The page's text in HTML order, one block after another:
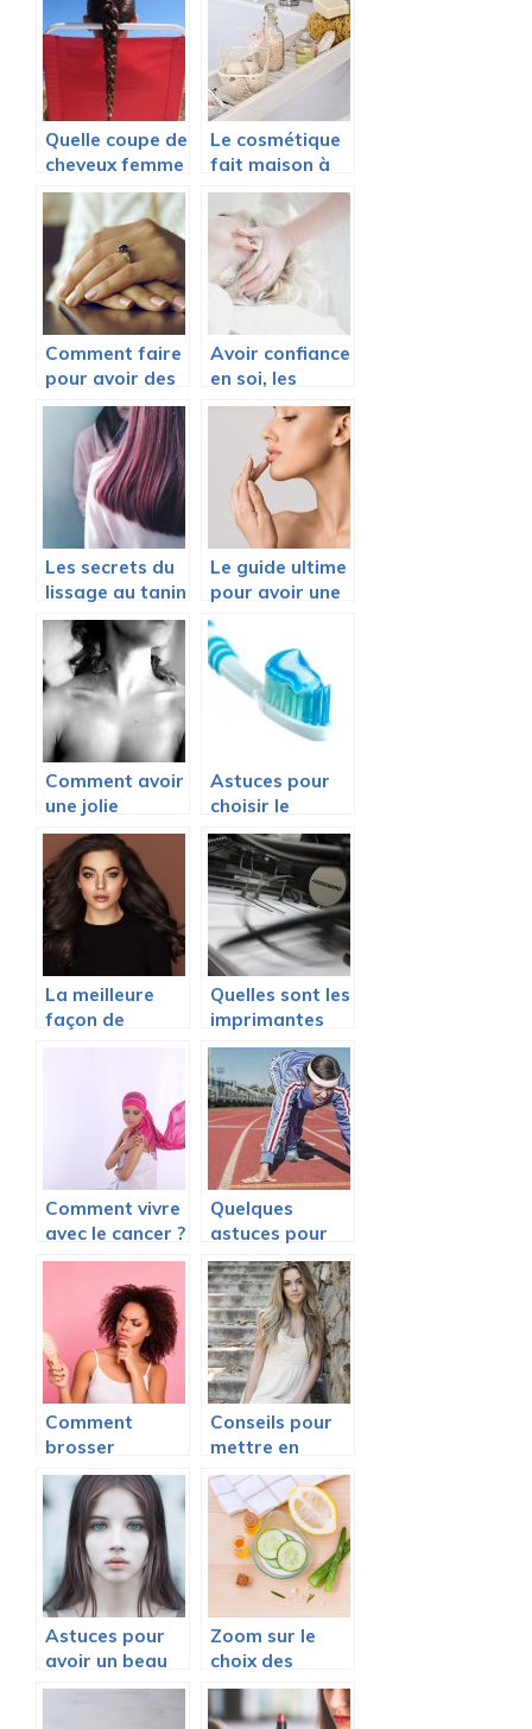
Quelle coupe de
cheveux femme
choisir pour cet
été 2020 ?
Le cosmétique
fait maison à
l’honneur
Comment faire
pour avoir des
ongles de star
Avoir confiance
en soi, les
étapes.
Les secrets du
lissage au tanin
maison
Le guide ultime
pour avoir une
belle peau
Comment avoir
une jolie
poitrine ?
Astuces pour
choisir le
meilleur
dentifrice
La meilleure
façon de
ondulés pour la
Quelles sont les
imprimantes
adaptées aux
journaux ?
Comment vivre
avec le cancer ?
Nos conseils
pour vous
Quelques
astuces pour
votre bien-être
Comment
brosser
correctement
les cheveux
afro ?
Conseils pour
mettre en
valeur sa
beauté
naturelle
Astuces pour
avoir un beau
regard
Zoom sur le
choix des
produits
cosmétiques